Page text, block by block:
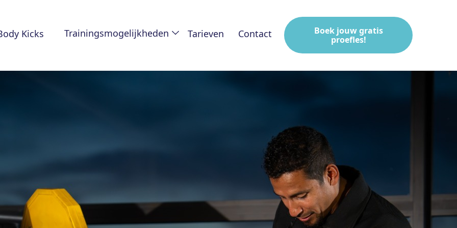
Kicks Trainingsmogelijkheden Tarieven Contact
Boek jouw gratis
proefles!